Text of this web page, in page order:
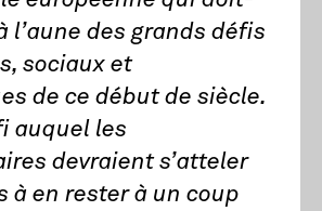
l’aune des grands défis
sociaux et
de ce début de siècle.
auquel les
devraient s’atteler
à en rester à un coup